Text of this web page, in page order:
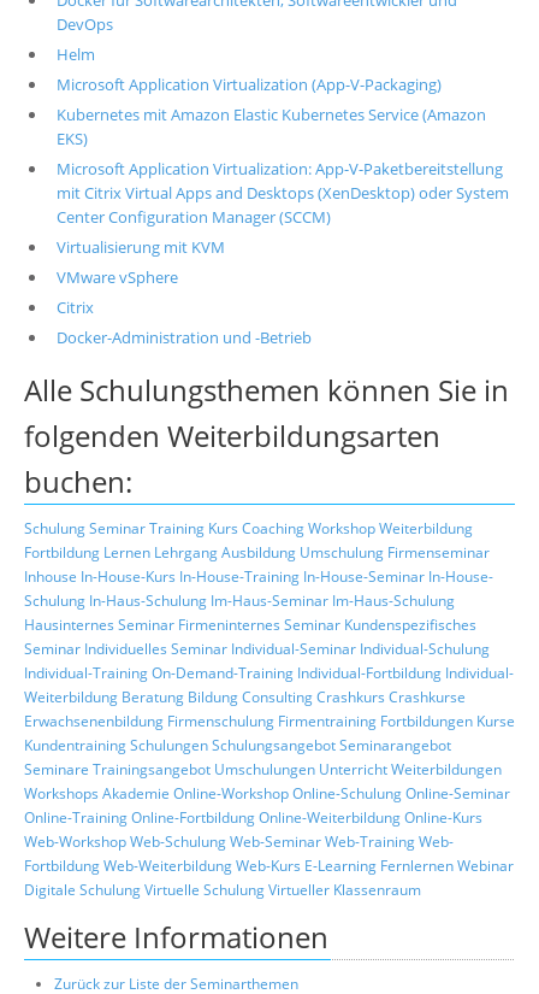
DevOps
Helm
Microsoft Application Virtualization (App-V-Packaging)
Kubernetes mit Amazon Elastic Kubernetes Service (Amazon
EKS)
Microsoft Application Virtualization: App-V-Paketbereitstellung
mit Citrix Virtual Apps and Desktops (XenDesktop) oder System
Center Configuration Manager (SCCM)
Virtualisierung mit KVM
VMware vSphere
Citrix
Docker-Administration und -Betrieb
Alle Schulungsthemen können Sie in
folgenden Weiterbildungsarten
buchen:
SchulungSeminarTraining Kurs CoachingWorkshopWeiterbildung
Fortbildung Lernen LehrgangAusbildung Umschulung Firmenseminar
Inhouse In-House-Kurs In-House-Training In-House-Seminar In-House-
Schulung In-Haus-Schulung Im-Haus-Seminar Im-Haus-Schulung
Hausinternes Seminar Firmeninternes Seminar Kundenspezifisches
Seminar Individuelles Seminar Individual-Seminar Individual-Schulung
Individual-TrainingOn-Demand-Training Individual-Fortbildung Individual-
Weiterbildung Beratung BildungConsultingCrashkurs Crashkurse
Erwachsenenbildung Firmenschulung Firmentraining Fortbildungen Kurse
KundentrainingSchulungenSchulungsangebotSeminarangebot
Seminare Trainingsangebot Umschulungen UnterrichtWeiterbildungen
Workshops Akademie Online-WorkshopOnline-SchulungOnline-Seminar
Online-TrainingOnline-FortbildungOnline-WeiterbildungOnline-Kurs
Web-WorkshopWeb-SchulungWeb-SeminarWeb-TrainingWeb-
FortbildungWeb-WeiterbildungWeb-Kurs E-Learning FernlernenWebinar
Digitale SchulungVirtuelle SchulungVirtueller Klassenraum
Weitere Informationen
Zurück zur Liste der Seminarthemen